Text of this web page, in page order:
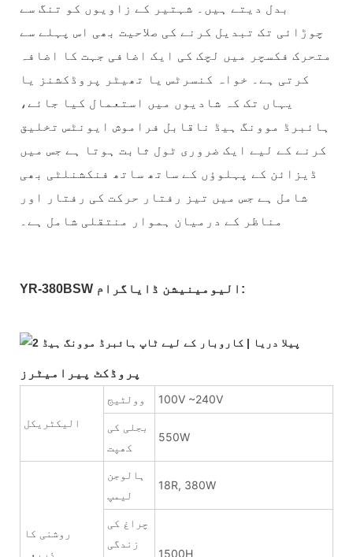
بدل دیتے ہیں۔ شہتیر کے زاویوں کو تنگ سے
چوڑائی تک تبدیل کرنے کی صلاحیت بھی اس پہلے سے
متحرک فکسچر میں لچک کی ایک اضافی جہت کا اضافہ
کرتی ہے۔ خواہ کنسرٹس یا تھیٹر پروڈکشنز یا
یہاں تک کہ شادیوں میں استعمال کیا جائے،
ہائبرڈ موونگ ہیڈ ناقابل فراموش ایونٹس تخلیق
کرنے کے لیے ایک ضروری ٹول ثابت ہوتا ہے جس میں
ڈیزائن کے پہلوؤں کے ساتھ ساتھ فنکشنلٹی بھی
شامل ہے جس میں تیز رفتار حرکت کی رفتار اور
مناظر کے درمیان ہموار منتقلی شامل ہے۔
YR-380BSW الیومینیشن ڈایاگرام:
الیکٹریکل
وولٹیج 100V ~240V
بجلی کی
کھپت
550W
روشنی کا
ذریعہ
ہالوجن
لیمپ
18R, 380W
چراغ کی
زندگی
1500H